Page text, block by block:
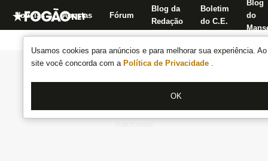
Usamos cookies para anúncios e para melhorar sua experiência.
site você concorda com a Política de Privacidade .
OK
Notícias Apostas Fórum
Blog da
Redação
Boletim
do C.E.
Blog
do